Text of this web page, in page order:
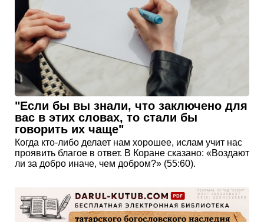
"Если бы вы знали, что заключено для
вас в этих словах, то стали бы
говорить их чаще"
Когда кто-либо делает нам хорошее, ислам учит нас
проявить благое в ответ. В Коране сказано: «Воздают
ли за добро иначе, чем добром?» (55:60).